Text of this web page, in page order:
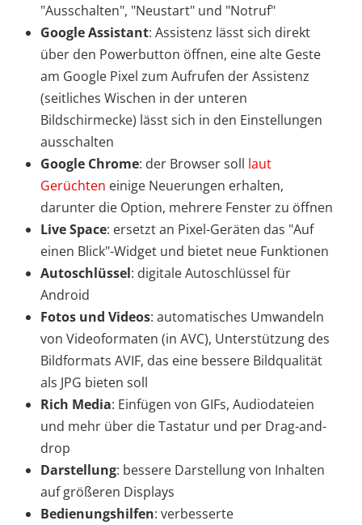
"Ausschalten", "Neustart" und "Notruf"
Google Assistant: Assistenz lässt sich direkt
über den Powerbutton öffnen, eine alte Geste
am Google Pixel zum Aufrufen der Assistenz
(seitliches Wischen in der unteren
Bildschirmecke) lässt sich in den Einstellungen
ausschalten
Google Chrome: der Browser soll laut
Gerüchten einige Neuerungen erhalten,
darunter die Option, mehrere Fenster zu öffnen
Live Space: ersetzt an Pixel-Geräten das "Auf
einen Blick"-Widget und bietet neue Funktionen
Autoschlüssel: digitale Autoschlüssel für
Android
Fotos und Videos: automatisches Umwandeln
von Videoformaten (in AVC), Unterstützung des
Bildformats AVIF, das eine bessere Bildqualität
als JPG bieten soll
Rich Media: Einfügen von GIFs, Audiodateien
und mehr über die Tastatur und per Drag-and-
drop
Darstellung: bessere Darstellung von Inhalten
auf größeren Displays
Bedienungshilfen: verbesserte